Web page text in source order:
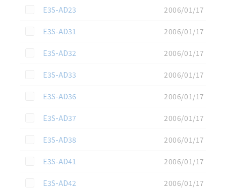
この資料を選択
E3S-AD23
2006/01/17
この資料を選択
E3S-AD31
2006/01/17
この資料を選択
E3S-AD32
2006/01/17
この資料を選択
E3S-AD33
2006/01/17
この資料を選択
E3S-AD36
2006/01/17
この資料を選択
E3S-AD37
2006/01/17
この資料を選択
E3S-AD38
2006/01/17
この資料を選択
E3S-AD41
2006/01/17
この資料を選択
E3S-AD42
2006/01/17